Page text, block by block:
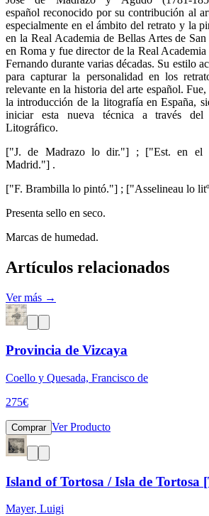
español reconocido por su contribución al
especialmente en el ámbito del retrato y la
en la Real Academia de Bellas Artes de
en Roma y fue director de la Real
Fernando durante varias décadas. Su estilo
para capturar la personalidad en los
relevante en la historia del arte español.
la introducción de la litografía en España,
iniciar esta nueva técnica a través del
Litográfico.
["J. de Madrazo lo dir."] ; ["Est. en el
Madrid."] .
["F. Brambilla lo pintó."] ; ["Asselineau lo
Presenta sello en seco.
Marcas de humedad.
Artículos relacionados
Ver más →
Provincia de Vizcaya
Coello y Quesada, Francisco de
275€
Comprar Ver Producto
Island of Tortosa / Isla de Tortosa
Mayer, Luigi